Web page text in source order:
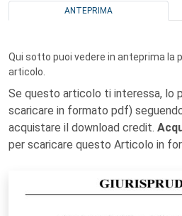
ANTEPRIMA
Qui sotto puoi vedere in anteprima la
articolo.
Se questo articolo ti interessa, lo
scaricare in formato pdf)
acquistare il download credit.
per scaricare questo Articolo in